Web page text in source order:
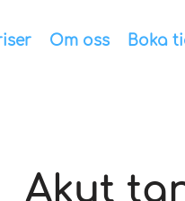
Om oss Boka
Akut